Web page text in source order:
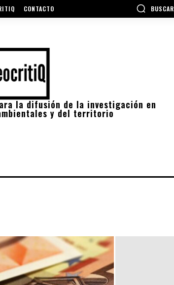
CONTACTO BUSCAR
la difusión de la investigación en
y del territorio